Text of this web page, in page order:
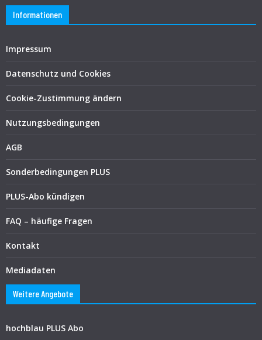
Informationen
Impressum
Datenschutz und Cookies
Cookie-Zustimmung ändern
Nutzungsbedingungen
AGB
Sonderbedingungen PLUS
PLUS-Abo kündigen
FAQ – häufige Fragen
Kontakt
Mediadaten
Weitere Angebote
hochblau PLUS Abo